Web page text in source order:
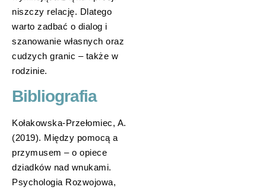
niszczy relację. Dlatego
warto zadbać o dialog i
szanowanie własnych oraz
cudzych granic – także w
rodzinie.
Bibliografia
Kołakowska-Przełomiec, A.
(2019). Między pomocą a
przymusem – o opiece
dziadków nad wnukami.
Psychologia Rozwojowa,